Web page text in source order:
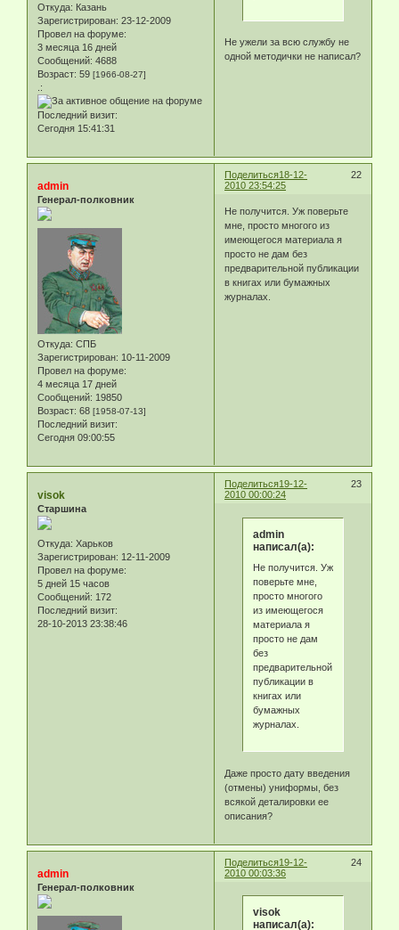
Откуда: Казань
Зарегистрирован: 23-12-2009
Провел на форуме:
3 месяца 16 дней
Сообщений: 4688
Возраст: 59 [1966-08-27]
.:
Последний визит:
Сегодня 15:41:31
Не ужели за всю службу не
одной методички не написал?
Поделиться 22
18-12-
2010 23:54:25
admin
Генерал-полковник
Откуда: СПБ
Зарегистрирован: 10-11-2009
Провел на форуме:
4 месяца 17 дней
Сообщений: 19850
Возраст: 68 [1958-07-13]
Последний визит:
Сегодня 09:00:55
Не получится. Уж поверьте
мне, просто многого из
имеющегося материала я
просто не дам без
предварительной публикации
в книгах или бумажных
журналах.
Поделиться 23
19-12-
2010 00:00:24
visok
Старшина
Откуда: Харьков
Зарегистрирован: 12-11-2009
Провел на форуме:
5 дней 15 часов
Сообщений: 172
Последний визит:
28-10-2013 23:38:46
admin
написал(а):
Не получится. Уж
поверьте мне,
просто многого
из имеющегося
материала я
просто не дам
без
предварительной
публикации в
книгах или
бумажных
журналах.
Даже просто дату введения
(отмены) униформы, без
всякой деталировки ее
описания?
Поделиться 24
19-12-
2010 00:03:36
admin
Генерал-полковник
visok
написал(а):